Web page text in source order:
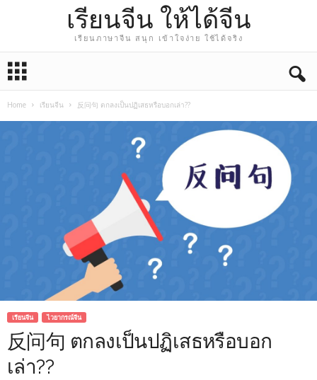
เรียนจีน ให้ได้จีน
เรียนภาษาจีน สนุก เข้าใจง่าย ใช้ได้จริง
Home เรียนจีน 反问句 ตกลงเป็นปฏิเสธหรือบอกเล่า??
เรียนจีน ไวยากรณ์จีน
反问句 ตกลงเป็นปฏิเสธหรือบอก
เล่า??